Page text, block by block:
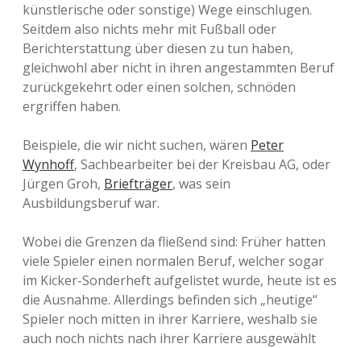
künstlerische oder sonstige) Wege einschlugen.
Seitdem also nichts mehr mit Fußball oder
Berichterstattung über diesen zu tun haben,
gleichwohl aber nicht in ihren angestammten Beruf
zurückgekehrt oder einen solchen, schnöden
ergriffen haben.
Beispiele, die wir nicht suchen, wären Peter
Wynhoff, Sachbearbeiter bei der Kreisbau AG, oder
Jürgen Groh, Briefträger, was sein
Ausbildungsberuf war.
Wobei die Grenzen da fließend sind: Früher hatten
viele Spieler einen normalen Beruf, welcher sogar
im Kicker-Sonderheft aufgelistet wurde, heute ist es
die Ausnahme. Allerdings befinden sich „heutige“
Spieler noch mitten in ihrer Karriere, weshalb sie
auch noch nichts nach ihrer Karriere ausgewählt